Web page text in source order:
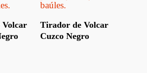
Leer Más
Tirador de Volcar
Cuzco Negro